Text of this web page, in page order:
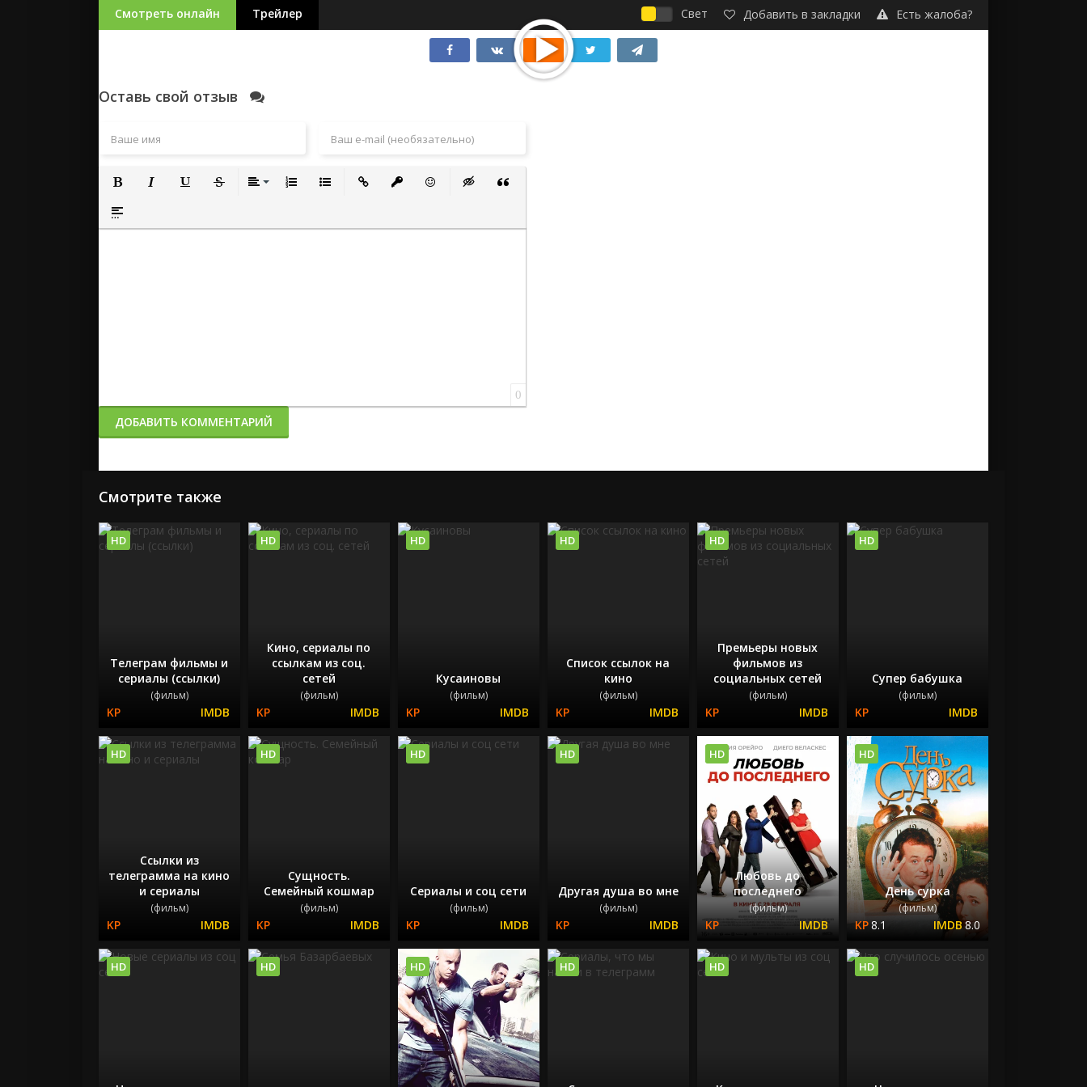
Смотреть онлайн Трейлер Свет Добавить в закладки Есть жалоба?
Оставь свой отзыв
Полужирный
Вставка спойлера
0
ДОБАВИТЬ КОММЕНТАРИЙ
Смотрите также
Телеграм фильмы и
сериалы (ссылки)
(фильм)
HD
Кино, сериалы по
ссылкам из соц.
сетей
(фильм)
HD
Кусаиновы
(фильм)
HD
Список ссылок на
кино
(фильм)
HD
Премьеры новых
фильмов из
социальных сетей
(фильм)
HD
Супер бабушка
(фильм)
HD
Ссылки из
телеграмма на кино
и сериалы
(фильм)
HD
Сущность.
Семейный кошмар
(фильм)
HD
Сериалы и соц сети
(фильм)
HD
Другая душа во мне
(фильм)
HD
Любовь до
последнего
(фильм)
HD
День сурка
(фильм)
8.1 8.0
HD
HD HD HD HD HD HD